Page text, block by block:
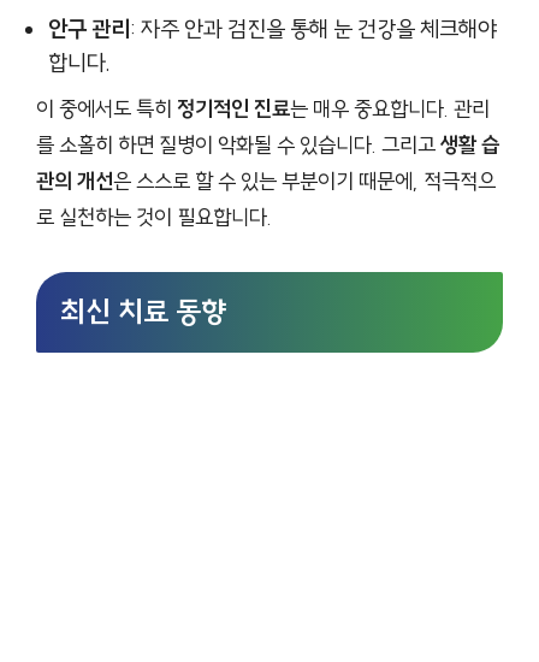
안구 관리: 자주 안과 검진을 통해 눈 건강을 체크해야
합니다.
이 중에서도 특히 정기적인 진료는 매우 중요합니다. 관리
를 소홀히 하면 질병이 악화될 수 있습니다. 그리고생활 습
관의 개선은 스스로 할 수 있는 부분이기 때문에, 적극적으
로 실천하는 것이 필요합니다.
최신 치료 동향